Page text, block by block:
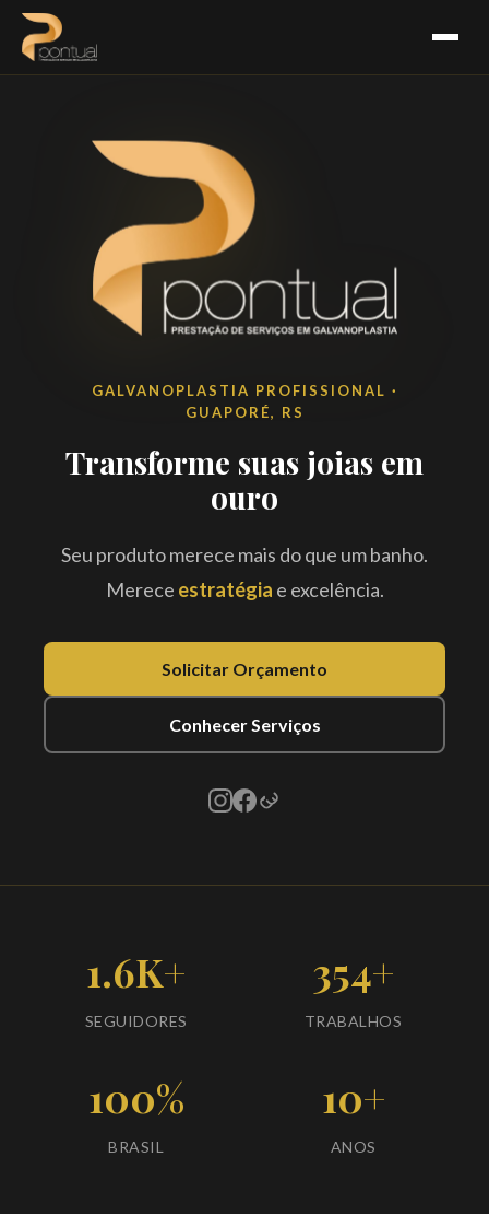
GALVANOPLASTIA PROFISSIONAL ·
GUAPORÉ, RS
Transforme suas joias em
ouro
Seu produto merece mais do que um banho.
Merece estratégia e excelência.
Solicitar Orçamento
Conhecer Serviços
1.6K+
SEGUIDORES
354+
TRABALHOS
100%
BRASIL
10+
ANOS